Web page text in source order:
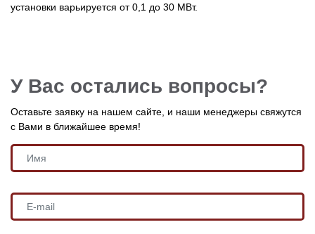
установки варьируется от 0,1 до 30 МВт.
У Вас остались вопросы?
Оставьте заявку на нашем сайте, и наши менеджеры свяжутся
с Вами в ближайшее время!